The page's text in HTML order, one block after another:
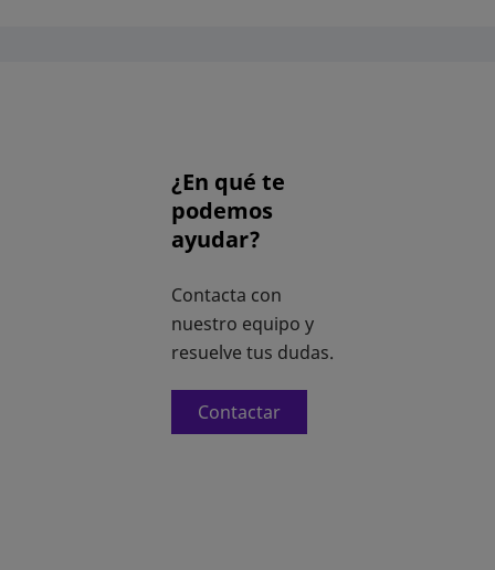
¿En qué te
podemos
ayudar?
Contacta con
nuestro equipo y
resuelve tus dudas.
Contactar